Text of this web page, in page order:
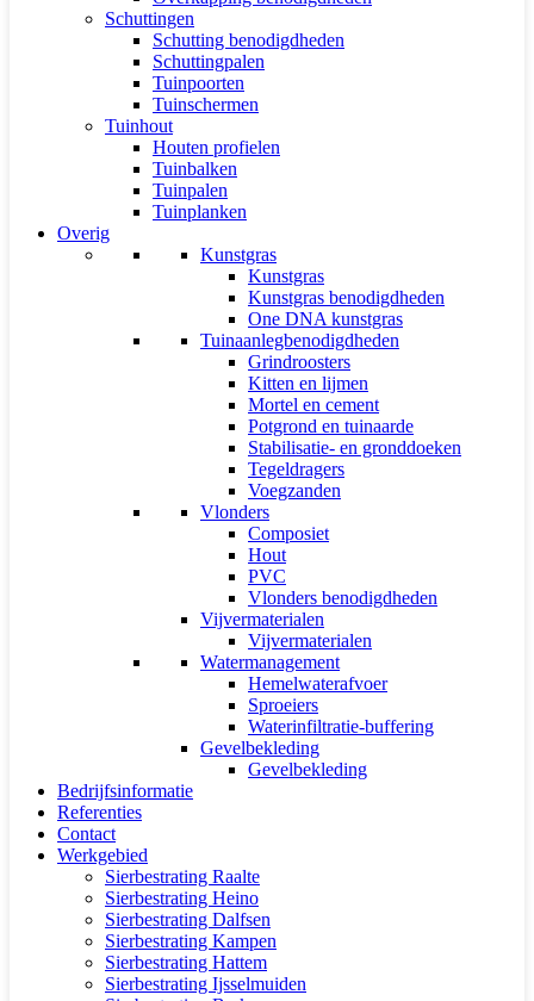
Schuttingen
Schutting benodigdheden
Schuttingpalen
Tuinpoorten
Tuinschermen
Tuinhout
Houten profielen
Tuinbalken
Tuinpalen
Tuinplanken
Overig
Kunstgras
Kunstgras
Kunstgras benodigdheden
One DNA kunstgras
Tuinaanlegbenodigdheden
Grindroosters
Kitten en lijmen
Mortel en cement
Potgrond en tuinaarde
Stabilisatie- en gronddoeken
Tegeldragers
Voegzanden
Vlonders
Composiet
Hout
PVC
Vlonders benodigdheden
Vijvermaterialen
Vijvermaterialen
Watermanagement
Hemelwaterafvoer
Sproeiers
Waterinfiltratie-buffering
Gevelbekleding
Gevelbekleding
Bedrijfsinformatie
Referenties
Contact
Werkgebied
Sierbestrating Raalte
Sierbestrating Heino
Sierbestrating Dalfsen
Sierbestrating Kampen
Sierbestrating Hattem
Sierbestrating Ijsselmuiden